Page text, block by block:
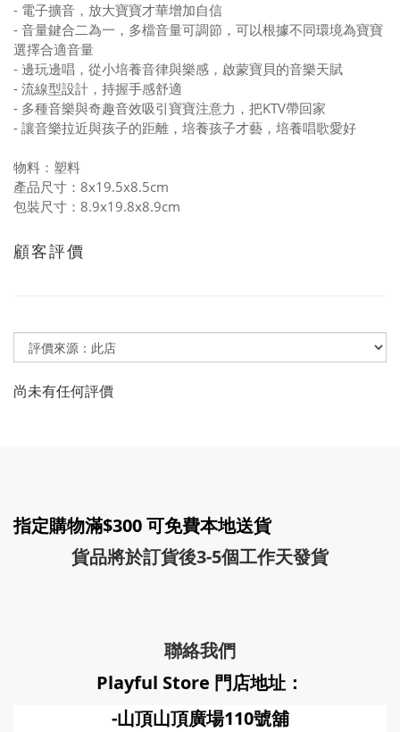
- 電子擴音，放大寶寶才華增加自信
- 音量鍵合二為一，多檔音量可調節，可以根據不同環境為寶寶
選擇合適音量
- 邊玩邊唱，從小培養音律與樂感，啟蒙寶貝的音樂天賦
- 流線型設計，持握手感舒適
- 多種音樂與奇趣音效吸引寶寶注意力，把KTV帶回家
- 讓音樂拉近與孩子的距離，培養孩子才藝，培養唱歌愛好
物料：塑料
產品尺寸：8x19.5x8.5cm
包裝尺寸：8.9x19.8x8.9cm
顧客評價
尚未有任何評價
指定購物滿$300 可免費本地送貨
貨品將於訂貨後3-5個工作天發貨
聯絡我們
Playful Store 門店地址：
-山頂山頂廣場110號舖